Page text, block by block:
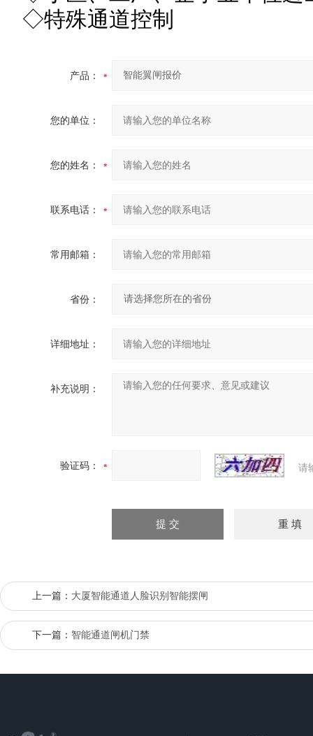
◇特殊通道控制
产品：
您的单位：
您的姓名：
联系电话：
常用邮箱：
省份：
详细地址：
补充说明：
验证码： 请
上一篇： 大厦智能通道人脸识别智能摆闸
下一篇： 智能通道闸机门禁